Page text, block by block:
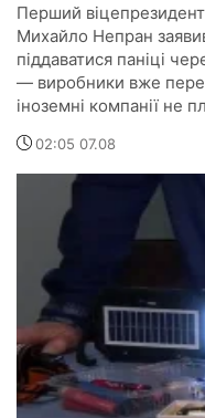
Перший
Михайло Непран
піддаватися паніці
— виробники вже
іноземні компанії не
02:05 07.08